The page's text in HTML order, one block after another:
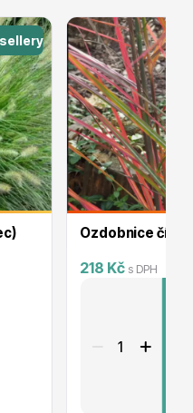
Ozdobnice
218 Kč s DPH